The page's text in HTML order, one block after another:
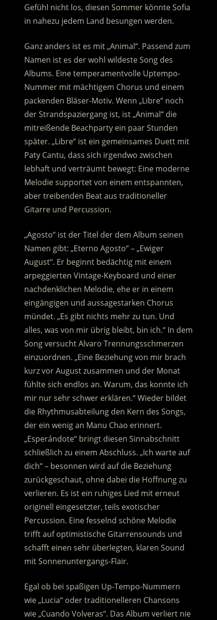
Gefühl nicht los, diesen Sommer könnte Sofia
in nahezu jedem Land besungen werden.
Ganz anders ist es mit „Animal“. Passend zum
Namen ist es der wohl wildeste Song des
Albums. Eine temperamentvolle Uptempo-
Nummer mit mächtigem Chorus und einem
packenden Bläser-Motiv. Wenn „Libre“ noch
der Strandspaziergang ist, ist „Animal“ die
mitreißende Beachparty ein paar Stunden
später. „Libre“ ist ein gemeinsames Duett mit
Paty Cantu, dass sich irgendwo zwischen
lebhaft und verträumt bewegt: Eine moderne
Melodie supportet von einem entspannten,
aber treibenden Beat aus traditioneller
Gitarre und Percussion.
„Agosto“ ist der Titel der dem Album seinen
Namen gibt: „Eterno Agosto“ – „Ewiger
August“. Er beginnt bedächtig mit einem
arpeggierten Vintage-Keyboard und einer
nachdenklichen Melodie, ehe er in einem
eingängigen und aussagestarken Chorus
mündet. „Es gibt nichts mehr zu tun. Und
alles, was von mir übrig bleibt, bin ich.“ In dem
Song versucht Alvaro Trennungsschmerzen
einzuordnen. „Eine Beziehung von mir brach
kurz vor August zusammen und der Monat
fühlte sich endlos an. Warum, das konnte ich
mir nur sehr schwer erklären.“ Wieder bildet
die Rhythmusabteilung den Kern des Songs,
der ein wenig an Manu Chao erinnert.
„Esperándote“ bringt diesen Sinnabschnitt
schließlich zu einem Abschluss. „Ich warte auf
dich“ – besonnen wird auf die Beziehung
zurückgeschaut, ohne dabei die Hoffnung zu
verlieren. Es ist ein ruhiges Lied mit erneut
originell eingesetzter, teils exotischer
Percussion. Eine fesselnd schöne Melodie
trifft auf optimistische Gitarrensounds und
schafft einen sehr überlegten, klaren Sound
mit Sonnenuntergangs-Flair.
Egal ob bei spaßigen Up-Tempo-Nummern
wie „Lucia“ oder traditionelleren Chansons
wie „Cuando Volveras“. Das Album verliert nie